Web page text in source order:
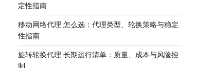
定性指南
移动网络代理 怎么选：代理类型、轮换策略与稳定
性指南
旋转轮换代理 长期运行清单：质量、成本与风险控
制